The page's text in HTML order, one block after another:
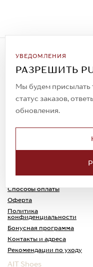
УВЕДОМЛЕНИЯ
РАЗРЕШИТЬ
Мы будем присылать
статус заказов,
обновления.
Подписаться на
Всегда будьте в
спецпредложений!
© 2023. AIT Shoes
Все права
Доставка
Способы оплаты
Оферта
Политика
конфиденциальности
Бонусная программа
Контакты и адреса
Рекомендации по уходу
AIT Shoes